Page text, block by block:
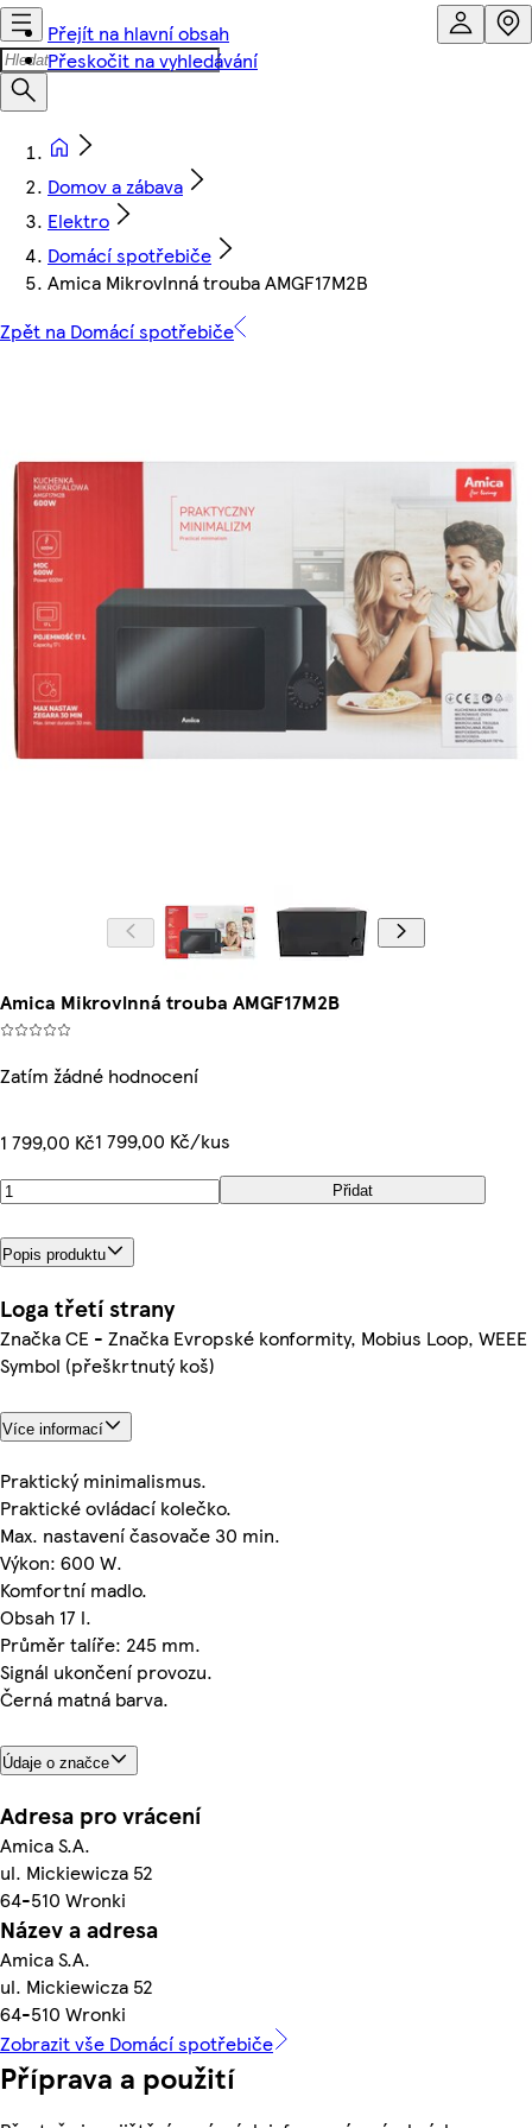
Přejít na hlavní obsah
Přeskočit na vyhledávání
Domov a zábava
Elektro
Domácí spotřebiče
Amica Mikrovlnná trouba AMGF17M2B
Zpět na Domácí spotřebiče
Amica Mikrovlnná trouba AMGF17M2B
Zatím žádné hodnocení
1 799,00 Kč1 799,00 Kč/kus
Přidat
Popis produktu
Loga třetí strany
Značka CE - Značka Evropské konformity, Mobius Loop, WEEE
Symbol (přeškrtnutý koš)
Více informací
Praktický minimalismus.
Praktické ovládací kolečko.
Max. nastavení časovače 30 min.
Výkon: 600 W.
Komfortní madlo.
Obsah 17 l.
Průměr talíře: 245 mm.
Signál ukončení provozu.
Černá matná barva.
Údaje o značce
Adresa pro vrácení
Amica S.A.
ul. Mickiewicza 52
64-510 Wronki
Název a adresa
Amica S.A.
ul. Mickiewicza 52
64-510 Wronki
Zobrazit vše Domácí spotřebiče
Příprava a použití